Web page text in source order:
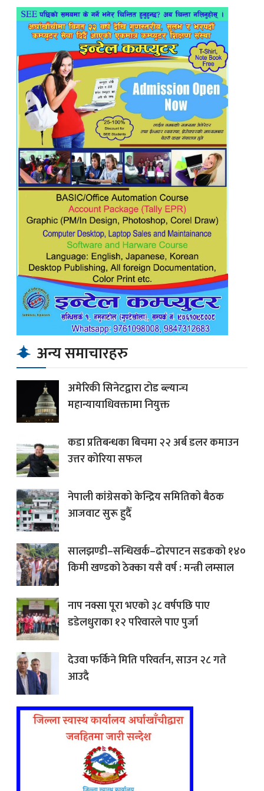
अन्य समाचारहरु
अमेरिकी सिनेटद्वारा टोड ब्ल्यान्च
महान्यायाधिवक्तामा नियुक्त
कडा प्रतिबन्धका बिचमा २२ अर्ब डलर कमाउन
उत्तर कोरिया सफल
नेपाली कांग्रेसको केन्द्रिय समितिको बैठक
आजवाट सुरू हुदैँ
सालझण्डी–सन्धिखर्क–ढोरपाटन सडकको १४०
किमी खण्डको ठेक्का यसै वर्ष : मन्त्री लम्साल
नाप नक्सा पूरा भएको ३८ वर्षपछि पाए
डडेलधुराका १२ परिवारले पाए पुर्जा
देउवा फर्किने मिति परिवर्तन, साउन २८ गते
आउदै